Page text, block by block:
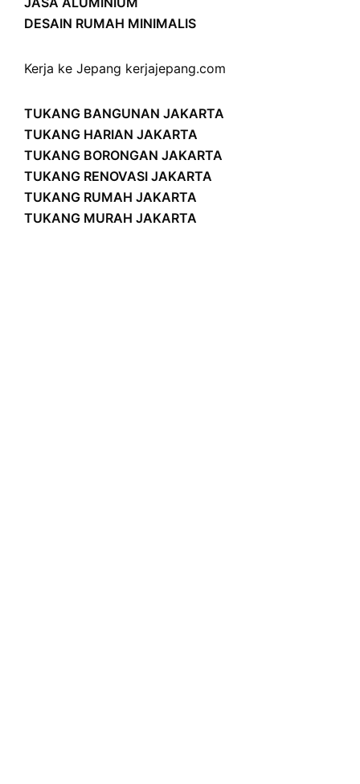
DESAIN RUMAH MINIMALIS
Kerja ke Jepang kerjajepang.com
TUKANG BANGUNAN JAKARTA
TUKANG HARIAN JAKARTA
TUKANG BORONGAN JAKARTA
TUKANG RENOVASI JAKARTA
TUKANG RUMAH JAKARTA
TUKANG MURAH JAKARTA